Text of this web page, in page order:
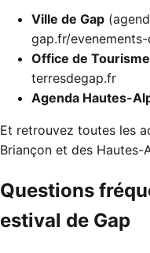
Ville de Gap
gap.fr/
Office de
terresdegap.fr
Agenda Hautes-
Et retrouvez toutes les
Briançon et des Hautes-
Questions
estival de Gap